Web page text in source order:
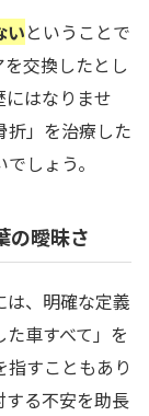
いということで
交換したとし
はなりませ
折」を治療した
しょう。
の曖昧さ
は、明確な定義
車すべて」を
すこともあり
する不安を助長